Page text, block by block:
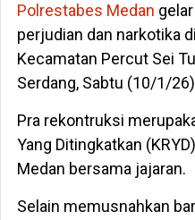
Polrestabes Medan
perjudian dan narkotika
Kecamatan Percut Sei
Serdang, Sabtu (10/1/
Pra rekontruksi
Yang Ditingkatkan
Medan bersama jajaran.
Selain memusnahkan